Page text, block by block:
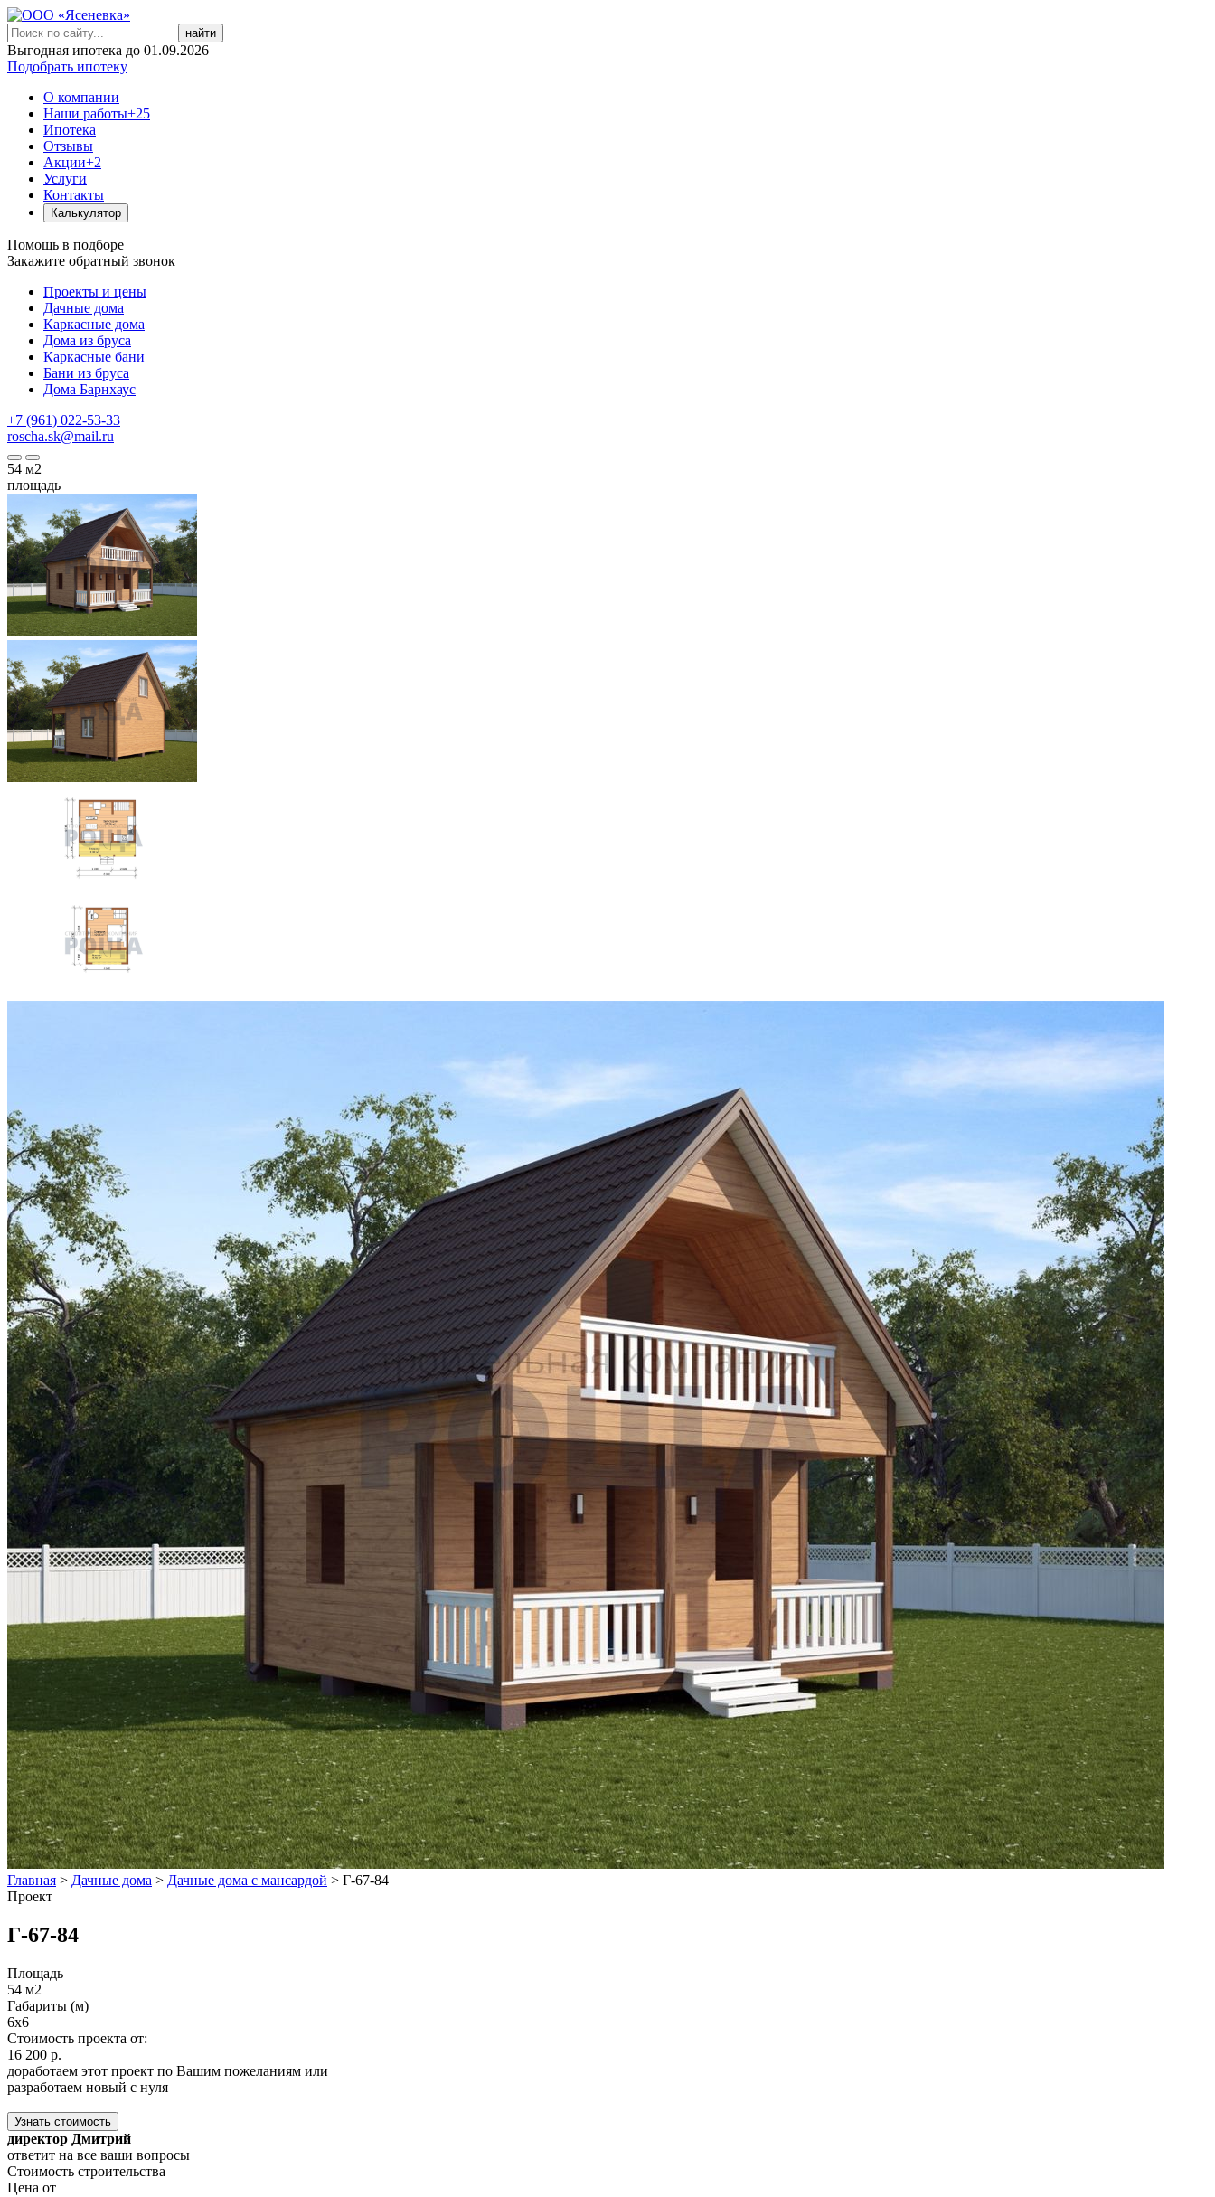
найти
Выгодная ипотека до 01.09.2026
Подобрать ипотеку
О компании
Наши работы+25
Ипотека
Отзывы
Акции+2
Услуги
Контакты
Калькулятор
Помощь в подборе
Закажите обратный звонок
Проекты и цены
Дачные дома
Каркасные дома
Дома из бруса
Каркасные бани
Бани из бруса
Дома Барнхаус
+7 (961) 022-53-33
roscha.sk@mail.ru
54 м2
площадь
Главная > Дачные дома > Дачные дома с мансардой > Г-67-84
Проект
Г-67-84
Площадь
54 м2
Габариты (м)
6x6
Стоимость проекта от:
16 200 р.
доработаем этот проект по Вашим пожеланиям или
разработаем новый с нуля
Узнать стоимость
директор Дмитрий
ответит на все ваши вопросы
Стоимость строительства
Цена от